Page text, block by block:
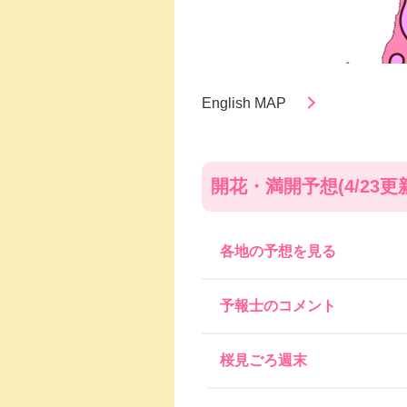
English MAP
開花・満開予想(4/23更
各地の予想を見る
予報士のコメント
桜見ごろ週末